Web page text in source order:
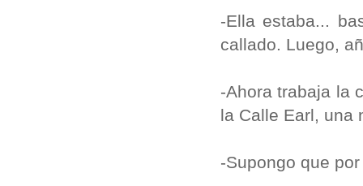
-Ella estaba...
callado. Luego,
-Ahora trabaja la
la Calle Earl, una
-Supongo que